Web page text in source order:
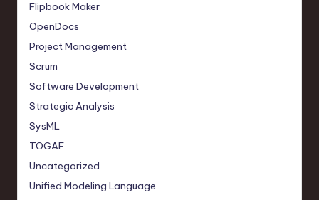
Flipbook Maker
OpenDocs
Project Management
Scrum
Software Development
Strategic Analysis
SysML
TOGAF
Uncategorized
Unified Modeling Language